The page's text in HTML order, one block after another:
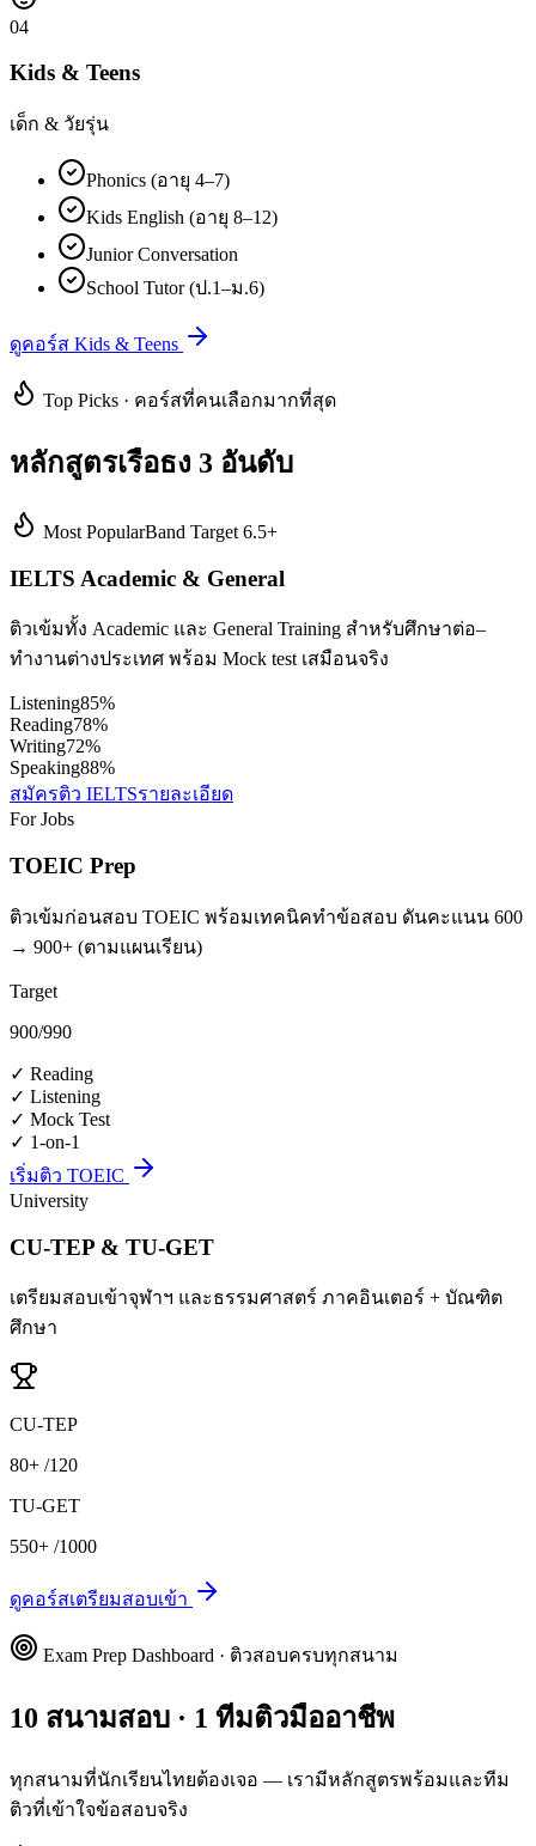
04
Kids & Teens
เด็ก & วัยรุ่น
Phonics (อายุ 4–7)
Kids English (อายุ 8–12)
Junior Conversation
School Tutor (ป.1–ม.6)
ดูคอร์ส Kids & Teens
Top Picks · คอร์สที่คนเลือกมากที่สุด
หลักสูตรเรือธง 3 อันดับ
Most PopularBand Target 6.5+
IELTS Academic & General
ติวเข้มทั้ง Academic และ General Training สำหรับศึกษาต่อ–
ทำงานต่างประเทศ พร้อม Mock test เสมือนจริง
Listening85%
Reading78%
Writing72%
Speaking88%
สมัครติว IELTSรายละเอียด
For Jobs
TOEIC Prep
ติวเข้มก่อนสอบ TOEIC พร้อมเทคนิคทำข้อสอบ ดันคะแนน 600
→ 900+ (ตามแผนเรียน)
Target
900/990
✓ Reading
✓ Listening
✓ Mock Test
✓ 1-on-1
เริ่มติว TOEIC
University
CU-TEP & TU-GET
เตรียมสอบเข้าจุฬาฯ และธรรมศาสตร์ ภาคอินเตอร์ + บัณฑิต
ศึกษา
CU-TEP
80+ /120
TU-GET
550+ /1000
ดูคอร์สเตรียมสอบเข้า
Exam Prep Dashboard · ติวสอบครบทุกสนาม
10 สนามสอบ · 1 ทีมติวมืออาชีพ
ทุกสนามที่นักเรียนไทยต้องเจอ — เรามีหลักสูตรพร้อมและทีม
ติวที่เข้าใจข้อสอบจริง